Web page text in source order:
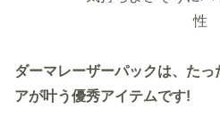
ダーマレーザーパックは、た
アが叶う優秀アイテムです!